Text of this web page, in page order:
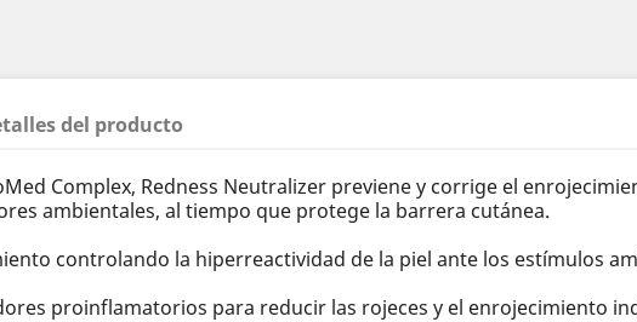
del producto
Complex, Redness Neutralizer previene y corrige el
ambientales, al tiempo que protege la barrera cutánea.
controlando la hiperreactividad de la piel ante los estímulos
proinflamatorios para reducir las rojeces y el enrojecimiento